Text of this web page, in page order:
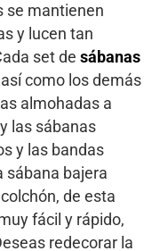
se mantienen
y lucen tan
set de sábanas
así como los demás
almohadas a
las sábanas
y las bandas
sábana bajera
de esta
fácil y rápido,
redecorar la